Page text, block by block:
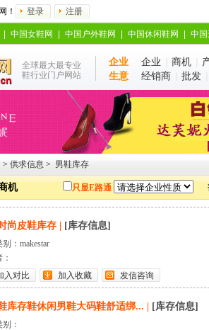
！ 登录 注册
中国女鞋网 中国户外鞋网 中国休闲鞋网 中
全球最大最专业
鞋行业门户网站
企业
生意
企业 商机
经销商
批发
> 供求信息 > 男鞋库存
机 只显E路通
尚皮鞋库存 [库存信息]
：makestar
入对比
加入收藏 发信咨询
库存鞋休闲男鞋大码鞋舒适绑... [库存信息]
：